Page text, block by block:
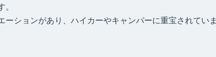
ションがあり、ハイカーやキャンパーに重宝されていま